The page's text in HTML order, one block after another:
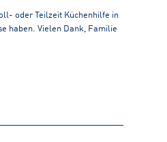
oder Teilzeit Küchenhilfe in
haben. Vielen Dank, Familie